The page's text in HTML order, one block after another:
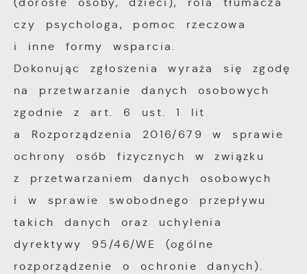
czy psychologa, pomoc rzeczowa
i inne formy wsparcia.
Dokonując zgłoszenia wyraża się zgodę
na przetwarzanie danych osobowych
zgodnie z art. 6 ust. 1 lit
a Rozporządzenia 2016/679 w sprawie
ochrony osób fizycznych w związku
z przetwarzaniem danych osobowych
i w sprawie swobodnego przepływu
takich danych oraz uchylenia
dyrektywy 95/46/WE (ogólne
rozporządzenie o ochronie danych).